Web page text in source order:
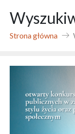
Strona główna